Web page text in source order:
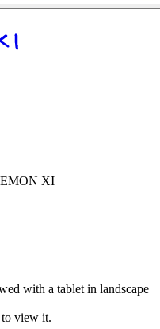
XI
with a tablet in landscape
to view it.